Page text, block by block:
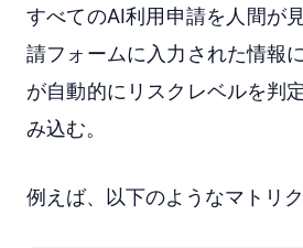
すべてのAI利用申請を人間が
請フォームに入力された情報
が自動的にリスクレベルを判
み込む。
例えば、以下のようなマトリ